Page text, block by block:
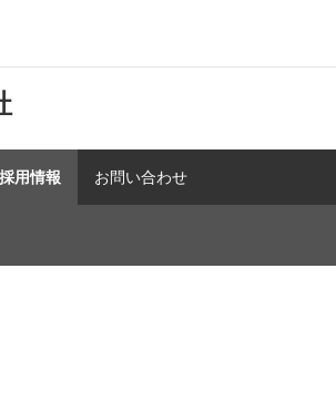
採用情報 お問い合わせ